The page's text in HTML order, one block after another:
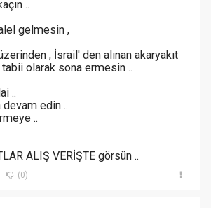
..
gelmesin ,
, İsrail' den alınan akaryakıt
tabii olarak sona ermesin ..
..
devam edin ..
..
ALIŞ VERİŞTE görsün ..
(0)